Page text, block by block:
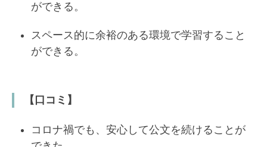
ができる。
スペース的に余裕のある環境で学習すること
ができる。
【口コミ】
コロナ禍でも、安心して公文を続けることが